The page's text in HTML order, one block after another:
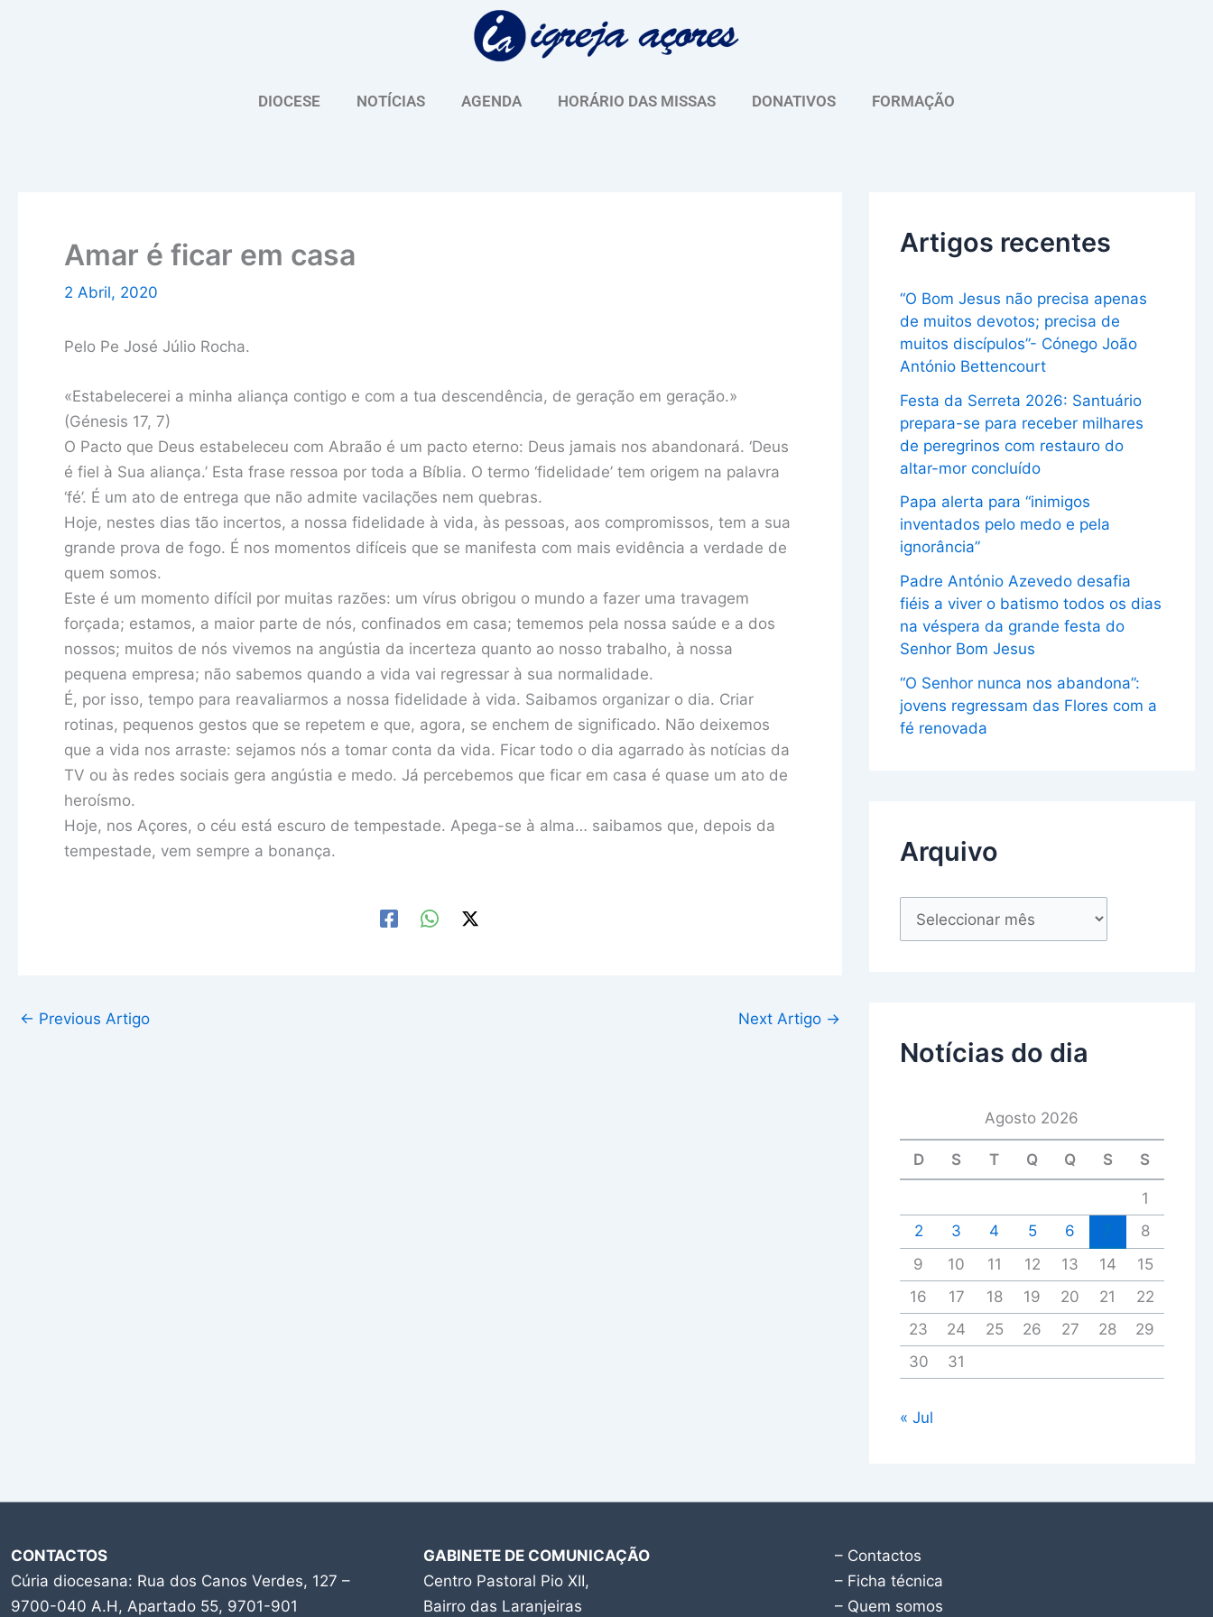
DIOCESE NOTÍCIAS AGENDA HORÁRIO DAS MISSAS DONATIVOS FORMAÇÃO
Amar é ficar em casa
2 Abril, 2020
Pelo Pe José Júlio Rocha.
«Estabelecerei a minha aliança contigo e com a tua descendência, de geração em geração.»
(Génesis 17, 7)
O Pacto que Deus estabeleceu com Abraão é um pacto eterno: Deus jamais nos abandonará. ‘Deus
é fiel à Sua aliança.’ Esta frase ressoa por toda a Bíblia. O termo ‘fidelidade’ tem origem na palavra
‘fé’. É um ato de entrega que não admite vacilações nem quebras.
Hoje, nestes dias tão incertos, a nossa fidelidade à vida, às pessoas, aos compromissos, tem a sua
grande prova de fogo. É nos momentos difíceis que se manifesta com mais evidência a verdade de
quem somos.
Este é um momento difícil por muitas razões: um vírus obrigou o mundo a fazer uma travagem
forçada; estamos, a maior parte de nós, confinados em casa; tememos pela nossa saúde e a dos
nossos; muitos de nós vivemos na angústia da incerteza quanto ao nosso trabalho, à nossa
pequena empresa; não sabemos quando a vida vai regressar à sua normalidade.
É, por isso, tempo para reavaliarmos a nossa fidelidade à vida. Saibamos organizar o dia. Criar
rotinas, pequenos gestos que se repetem e que, agora, se enchem de significado. Não deixemos
que a vida nos arraste: sejamos nós a tomar conta da vida. Ficar todo o dia agarrado às notícias da
TV ou às redes sociais gera angústia e medo. Já percebemos que ficar em casa é quase um ato de
heroísmo.
Hoje, nos Açores, o céu está escuro de tempestade. Apega-se à alma… saibamos que, depois da
tempestade, vem sempre a bonança.
← Previous Artigo Next Artigo →
Artigos recentes
“O Bom Jesus não precisa apenas
de muitos devotos; precisa de
muitos discípulos”- Cónego João
António Bettencourt
Festa da Serreta 2026: Santuário
prepara-se para receber milhares
de peregrinos com restauro do
altar-mor concluído
Papa alerta para “inimigos
inventados pelo medo e pela
ignorância”
Padre António Azevedo desafia
fiéis a viver o batismo todos os dias
na véspera da grande festa do
Senhor Bom Jesus
“O Senhor nunca nos abandona”:
jovens regressam das Flores com a
fé renovada
Arquivo
u
Notícias do dia
Agosto 2026
D S T Q Q S S
1
2
3 4 5 6
8
9
10 11 12 13 14
15
16
17 18 19 20 21
22
23
24 25 26 27 28
29
30
31
« Jul
CONTACTOS
Cúria diocesana: Rua dos Canos Verdes, 127 –
9700-040 A.H, Apartado 55, 9701-901
GABINETE DE COMUNICAÇÃO
Centro Pastoral Pio XII,
Bairro das Laranjeiras
– Contactos
– Ficha técnica
– Quem somos